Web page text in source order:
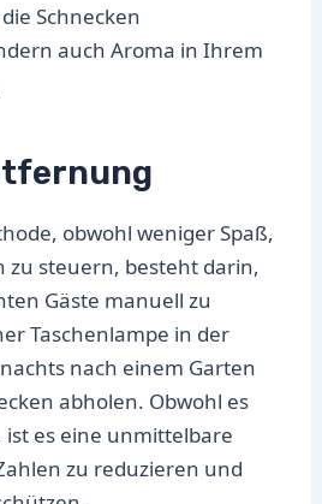
Schnecken
auch Aroma in Ihrem
obwohl weniger Spaß,
zu steuern, besteht darin,
Gäste manuell zu
Taschenlampe in der
nach einem Garten
abholen. Obwohl es
es eine unmittelbare
zu reduzieren und